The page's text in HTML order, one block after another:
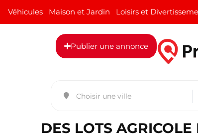
Véhicules Maison et Jardin Loisirs et
Publier une annonce
DES LOTS